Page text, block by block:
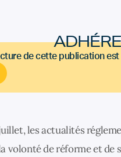
de cette publication
les actualités
volonté de réforme et